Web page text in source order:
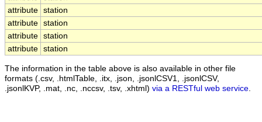
attribute station
attribute station
attribute station
attribute station
The information in the table above is also available in other file
formats (.csv, .htmlTable, .itx, .json, .jsonlCSV1, .jsonlCSV,
.jsonlKVP, .mat, .nc, .nccsv, .tsv, .xhtml) via a RESTful web service